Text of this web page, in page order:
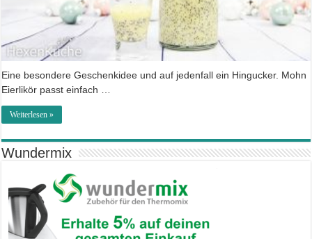
Eine besondere Geschenkidee und auf jedenfall ein Hingucker. Mohn
Eierlikör passt einfach …
Weiterlesen »
Wundermix